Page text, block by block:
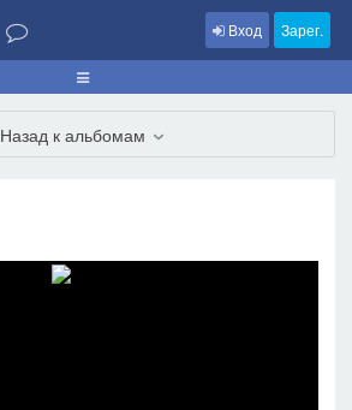
Вход Зарег.
Назад к альбомам